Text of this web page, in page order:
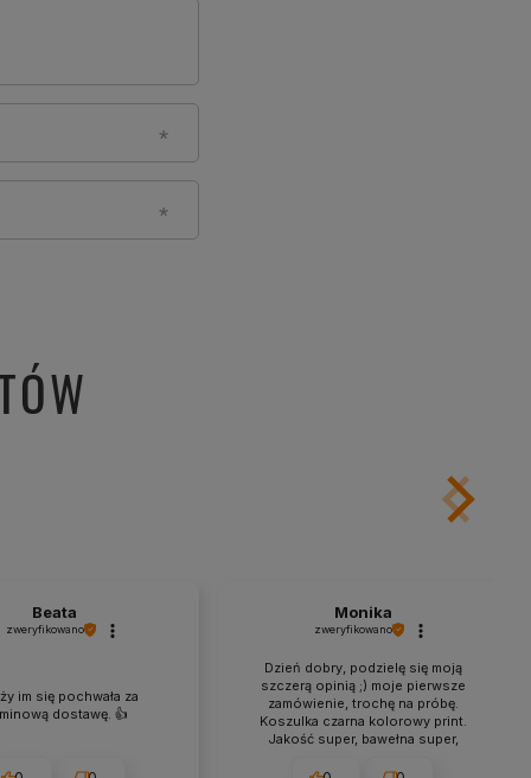
Beata
zweryfikowano
im się pochwała za
dostawę. 👍️
Monika
zweryfikowano
Dzień dobry, podzielę się moją
szczerą opinią ;) moje pierwsze
zamówienie, trochę na próbę.
Koszulka czarna kolorowy print.
Jakość super, bawełna super,